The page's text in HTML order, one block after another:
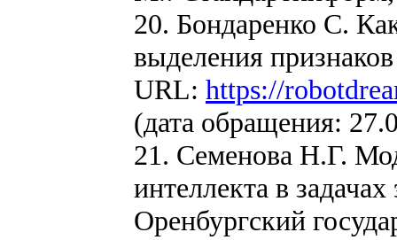
20. Бондаренко С.
выделения
URL: https://
(дата обращения:
21. Семенова Н.Г.
интеллекта в
Оренбургский